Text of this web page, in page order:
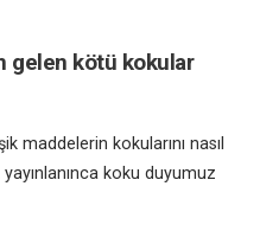
gelen kötü kokular
maddelerin kokularını nasıl
koku duyumuz